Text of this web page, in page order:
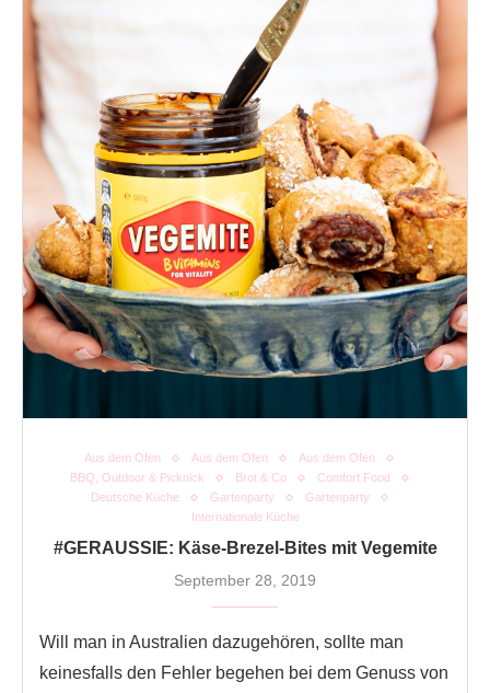
Aus dem Ofen Aus dem Ofen
Aus dem Ofen
BBQ, Outdoor & Picknick
Brot & Co
Comfort Food
Deutsche Küche
Gartenparty
Gartenparty
Internationale Küche
#GERAUSSIE: Käse-Brezel-Bites mit Vegemite
September 28, 2019
Will man in Australien dazugehören, sollte man
keinesfalls den Fehler begehen bei dem Genuss von